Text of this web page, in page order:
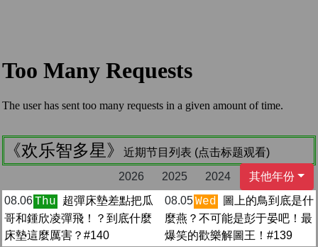
《欢乐智多星》
近期节目列表 (点击标题观看)
2026
2025 2024
其他年份
08.06Thu
超彈床墊差點把瓜
哥和鍾欣凌彈飛！？到底什麼
床墊這麼厲害？#140
08.05Wed
圖上的鳥到底是什
麼燕？不可能是彭于晏吧！最
爆笑的歡樂解圖王！#139